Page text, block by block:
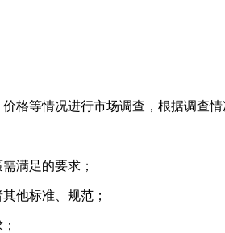
情况进行市场调查，根据调查情
满足的要求；
他标准、规范；